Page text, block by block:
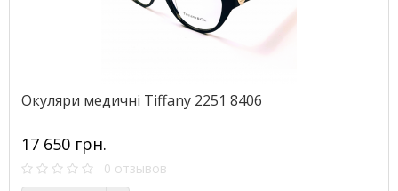
Окуляри медичні Tiffany 2251 8406
17 650 грн.
0 отзывов